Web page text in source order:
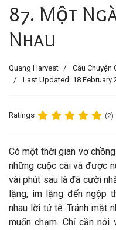
87. Một
Nhau
Quang Harvest
Câu Chuyện
Last Updated: 18 February
Ratings (2)
Có một thời gian vợ
những cuộc cãi vã được
vài phút sau là đã cười
lặng, im lặng đến ngộp
nhau lời tử tế. Tránh mặt
muốn chạm. Chỉ cần